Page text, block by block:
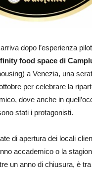
dopo l’esperienza
food space di
a Venezia, una
per celebrare la
dove anche in
stati i protagonisti.
di apertura dei locali
accademico o la
un anno di chiusura, è